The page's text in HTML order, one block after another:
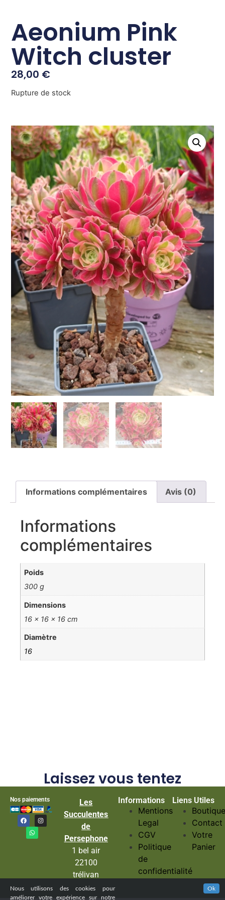
Aeonium Pink
Witch cluster
28,00 €
Rupture de stock
Informations complémentaires Avis (0)
Informations
complémentaires
Poids
300 g
Dimensions
16 × 16 × 16 cm
Diamètre
16
Laissez vous tentez
Nos paiements
Les
Succulentes
de
Persephone
1 bel air
22100
trélivan
Informations
Mentions
Legal
CGV
Politique
de
confidentialité
Liens Utiles
Contact
Votre
Panier
Nous utilisons des cookies pour
améliorer votre expérience sur notre
Ok